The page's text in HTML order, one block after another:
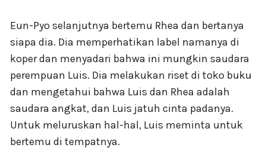
Eun-Pyo selanjutnya bertemu Rhea dan bertanya
siapa dia. Dia memperhatikan label namanya di
koper dan menyadari bahwa ini mungkin saudara
perempuan Luis. Dia melakukan riset di toko buku
dan mengetahui bahwa Luis dan Rhea adalah
saudara angkat, dan Luis jatuh cinta padanya.
Untuk meluruskan hal-hal, Luis meminta untuk
bertemu di tempatnya.